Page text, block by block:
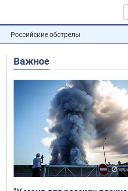
Российские обстрелы
Важное